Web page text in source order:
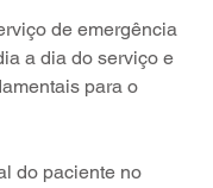
de emergência
a dia do serviço e
para o
do paciente no